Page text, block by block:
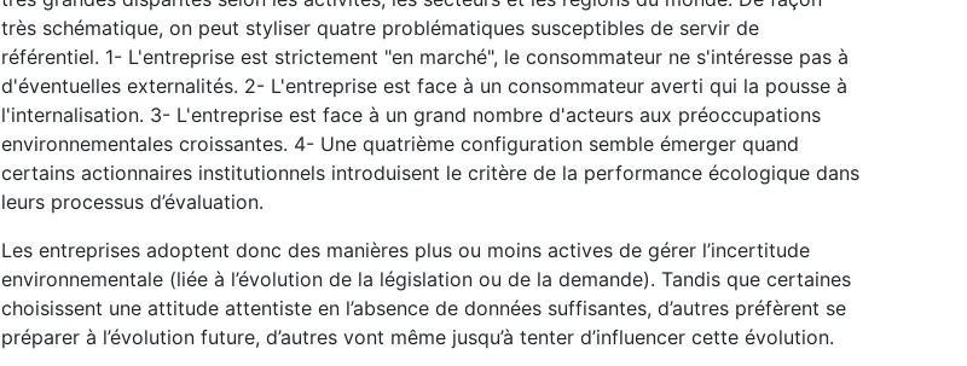
très schématique, on peut styliser quatre problématiques susceptibles de servir de
référentiel. 1- L'entreprise est strictement "en marché", le consommateur ne s'intéresse pas à
d'éventuelles externalités. 2- L'entreprise est face à un consommateur averti qui la pousse à
l'internalisation. 3- L'entreprise est face à un grand nombre d'acteurs aux préoccupations
environnementales croissantes. 4- Une quatrième configuration semble émerger quand
certains actionnaires institutionnels introduisent le critère de la performance écologique dans
leurs processus d’évaluation.
Les entreprises adoptent donc des manières plus ou moins actives de gérer l’incertitude
environnementale (liée à l’évolution de la législation ou de la demande). Tandis que certaines
choisissent une attitude attentiste en l’absence de données suffisantes, d’autres préfèrent se
préparer à l’évolution future, d’autres vont même jusqu’à tenter d’influencer cette évolution.